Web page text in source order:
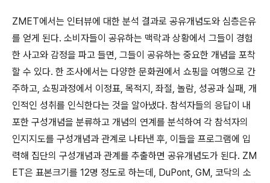
ZMET에서는 인터뷰에 대한 분석 결과로 공유개념도와 심층은유
를 얻게 된다. 소비자들이 공유하는 맥락과 상황에서 그들이 경험
한 사고와 감정을 파고 들면, 그들이 공유하는 중요한 개념을 포착
할 수 있다. 한 조사에서는 다양한 문화권에서 쇼핑을 여행으로 간
주하고, 쇼핑과정에서 이정표, 목적지, 좌절, 놀람, 성공과 실패, 개
인적인 성취를 인식한다는 것을 알아냈다. 참석자들의 응답이 내
포한 구성개념을 분류하고 개념의 연계를 분석하여 각 참석자의
인지지도를 구성개념과 관계로 나타낸 후, 이들을 프로그램에 입
력해 집단의 구성개념과 관계를 추출하면 공유개념도가 된다. ZM
ET은 표본크기를 12명 정도로 하는데, DuPont, GM, 코닥의 소